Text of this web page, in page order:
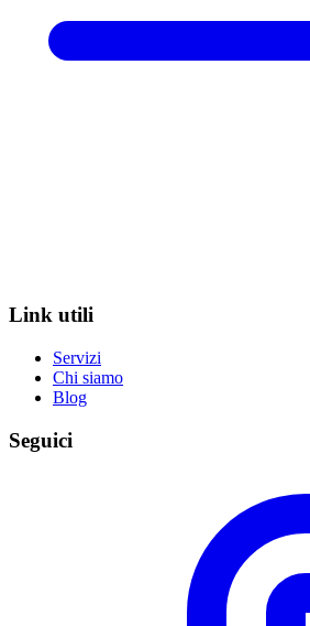
Link utili
Servizi
Chi siamo
Blog
Seguici